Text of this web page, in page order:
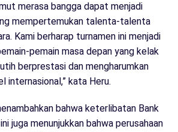
merasa bangga dapat menjadi
mempertemukan talenta-talenta
Kami berharap turnamen ini menjadi
pemain masa depan yang kelak
berprestasi dan mengharumkan
internasional,” kata Heru.
bahwa keterlibatan Bank
juga menunjukkan bahwa perusahaan